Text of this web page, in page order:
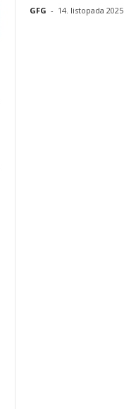
GFG - 14. listopada 2025.